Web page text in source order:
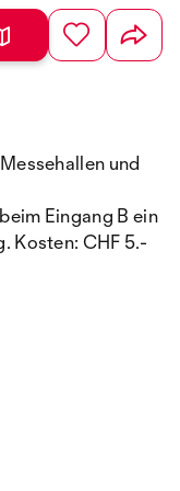
und
Eingang B ein
Kosten: CHF 5.-